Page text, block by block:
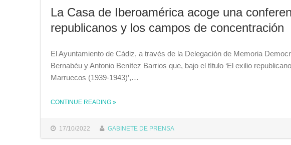
La Casa de Iberoamérica acoge una
republicanos y los campos de concentración
17/10/2022 GABINETE DE PRENSA
El Ayuntamiento de Cádiz, a través de la Delegación de Memoria
Bernabéu y Antonio Benítez Barrios que, bajo el título ‘El exilio
Marruecos (1939-1943)’,…
CONTINUE READING THE "LA CASA DE IBEROAMÉRICA ACOGE UNA CONFERENCIA SOBRE LOS EXILIADOS REPUBLICANOS Y LOS CAMPOS DE CONCENTRACIÓN "
»